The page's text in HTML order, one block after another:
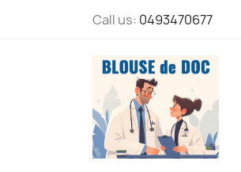
Call us: 0493470677